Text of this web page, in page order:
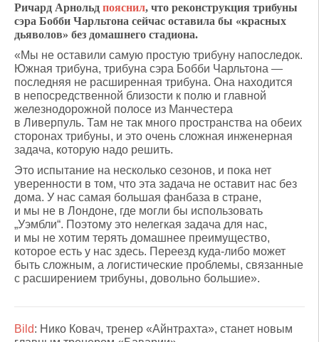
Ричард Арнольд пояснил, что реконструкция трибуны
сэра Бобби Чарльтона сейчас оставила бы «красных
дьяволов» без домашнего стадиона.
«Мы не оставили самую простую трибуну напоследок.
Южная трибуна, трибуна сэра Бобби Чарльтона —
последняя не расширенная трибуна. Она находится
в непосредственной близости к полю и главной
железнодорожной полосе из Манчестера
в Ливерпуль. Там не так много пространства на обеих
сторонах трибуны, и это очень сложная инженерная
задача, которую надо решить.
Это испытание на несколько сезонов, и пока нет
уверенности в том, что эта задача не оставит нас без
дома. У нас самая большая фанбаза в стране,
и мы не в Лондоне, где могли бы использовать
„Уэмбли“. Поэтому это нелегкая задача для нас,
и мы не хотим терять домашнее преимущество,
которое есть у нас здесь. Переезд куда-либо может
быть сложным, а логистические проблемы, связанные
с расширением трибуны, довольно большие».
Bild: Нико Ковач, тренер «Айнтрахта», станет новым